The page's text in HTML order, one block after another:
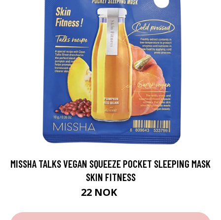
MISSHA TALKS VEGAN SQUEEZE POCKET SLEEPING MASK
SKIN FITNESS
22 NOK